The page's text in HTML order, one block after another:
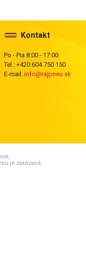
Kontakt
Po - Pia 8:00 - 17:00
Tel.: +420 604 750 150
E-mail: info@rajpneu.sk
je zakázané.